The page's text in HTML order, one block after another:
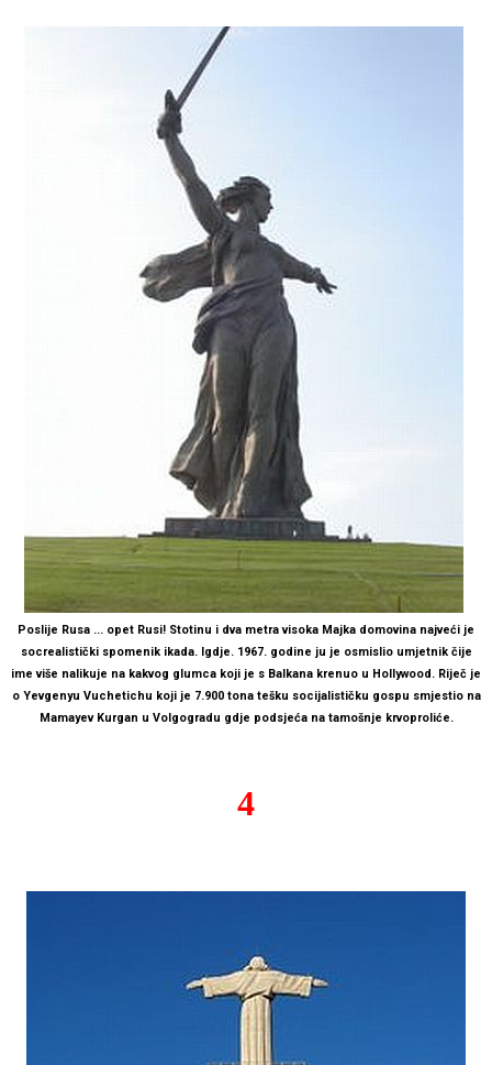
Poslije Rusa ... opet Rusi! Stotinu i dva metra visoka Majka domovina najveći je
socrealistički spomenik ikada. Igdje. 1967. godine ju je osmislio umjetnik čije
ime više nalikuje na kakvog glumca koji je s Balkana krenuo u Hollywood. Riječ je
o Yevgenyu Vuchetichu koji je 7.900 tona tešku socijalističku gospu smjestio na
Mamayev Kurgan u Volgogradu gdje podsjeća na tamošnje krvoproliće.
4